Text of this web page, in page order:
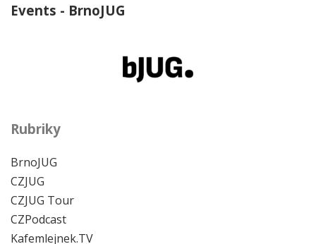
Events - BrnoJUG
Rubriky
BrnoJUG
CZJUG
CZJUG Tour
CZPodcast
Kafemlejnek.TV